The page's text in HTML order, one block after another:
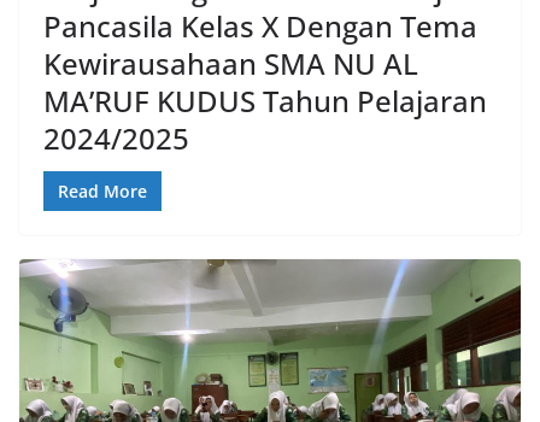
Pancasila Kelas X Dengan Tema
Kewirausahaan SMA NU AL
MA’RUF KUDUS Tahun Pelajaran
2024/2025
Read More